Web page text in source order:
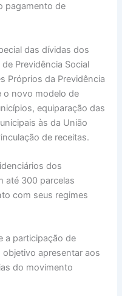
pagamento de
das dívidas dos
Previdência Social
Próprios da Previdência
o novo modelo de
equiparação das
às da União
de receitas.
dos
até 300 parcelas
com seus regimes
a participação de
apresentar aos
do movimento